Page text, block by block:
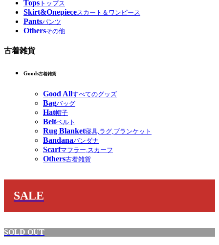
Tops トップス
Skirt&Onepieceスカート＆ワンピース
Pantsパンツ
Othersその他
古着雑貨
Goods古着雑貨
Good Allすべてのグッズ
Bagバッグ
Hat帽子
Beltベルト
Rug Blanket寝具,ラグ,ブランケット
Bandanaバンダナ
Scarfマフラー,スカーフ
Others古着雑貨
SALE
SOLD OUT